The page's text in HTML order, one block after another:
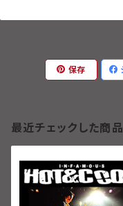
保存
最近チェックした商品